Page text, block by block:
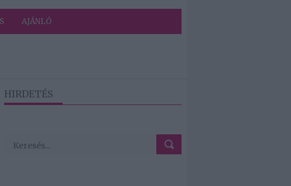
AJÁNLÓ
HIRDETÉS